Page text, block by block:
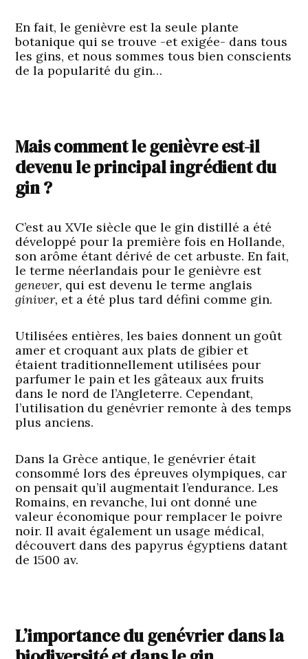
En fait, le genièvre est la seule plante
botanique qui se trouve -et exigée- dans tous
les gins, et nous sommes tous bien conscients
de la popularité du gin…
Mais comment le genièvre est-il
devenu le principal ingrédient du
gin ?
C’est au XVIe siècle que le gin distillé a été
développé pour la première fois en Hollande,
son arôme étant dérivé de cet arbuste. En fait,
le terme néerlandais pour le genièvre est
genever, qui est devenu le terme anglais
giniver, et a été plus tard défini comme gin.
Utilisées entières, les baies donnent un goût
amer et croquant aux plats de gibier et
étaient traditionnellement utilisées pour
parfumer le pain et les gâteaux aux fruits
dans le nord de l’Angleterre. Cependant,
l’utilisation du genévrier remonte à des temps
plus anciens.
Dans la Grèce antique, le genévrier était
consommé lors des épreuves olympiques, car
on pensait qu’il augmentait l’endurance. Les
Romains, en revanche, lui ont donné une
valeur économique pour remplacer le poivre
noir. Il avait également un usage médical,
découvert dans des papyrus égyptiens datant
de 1500 av.
L’importance du genévrier dans la